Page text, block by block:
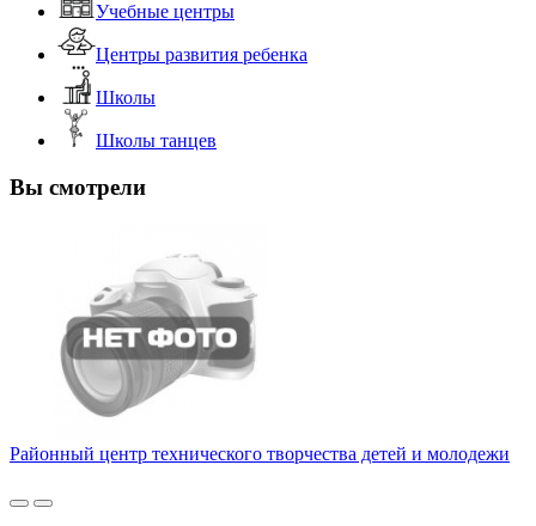
Учебные центры
Центры развития ребенка
Школы
Школы танцев
Вы смотрели
Районный центр технического творчества детей и молодежи